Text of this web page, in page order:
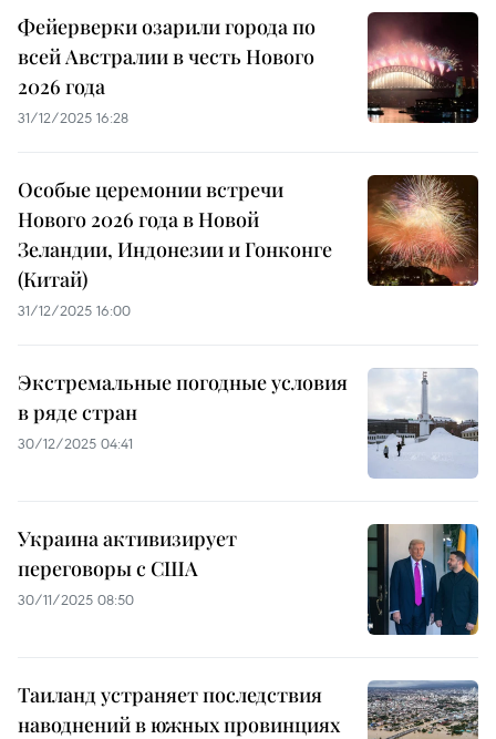
Фейерверки озарили города по
всей Австралии в честь Нового
2026 года
31/12/2025 16:28
Особые церемонии встречи
Нового 2026 года в Новой
Зеландии, Индонезии и Гонконге
(Китай)
31/12/2025 16:00
Экстремальные погодные условия
в ряде стран
30/12/2025 04:41
Украина активизирует
переговоры с США
30/11/2025 08:50
Таиланд устраняет последствия
наводнений в южных провинциях